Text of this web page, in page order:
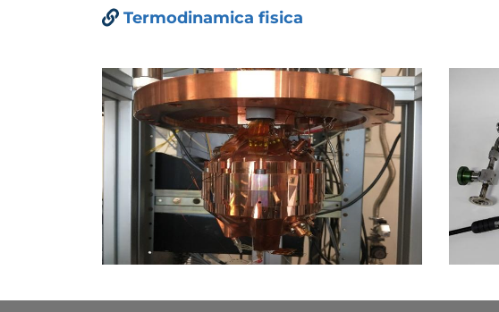
LinksTermodinamica fisica
Immagine